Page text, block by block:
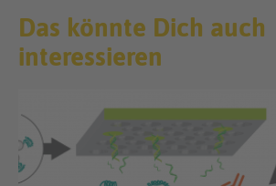
Das könnte Dich auch
interessieren